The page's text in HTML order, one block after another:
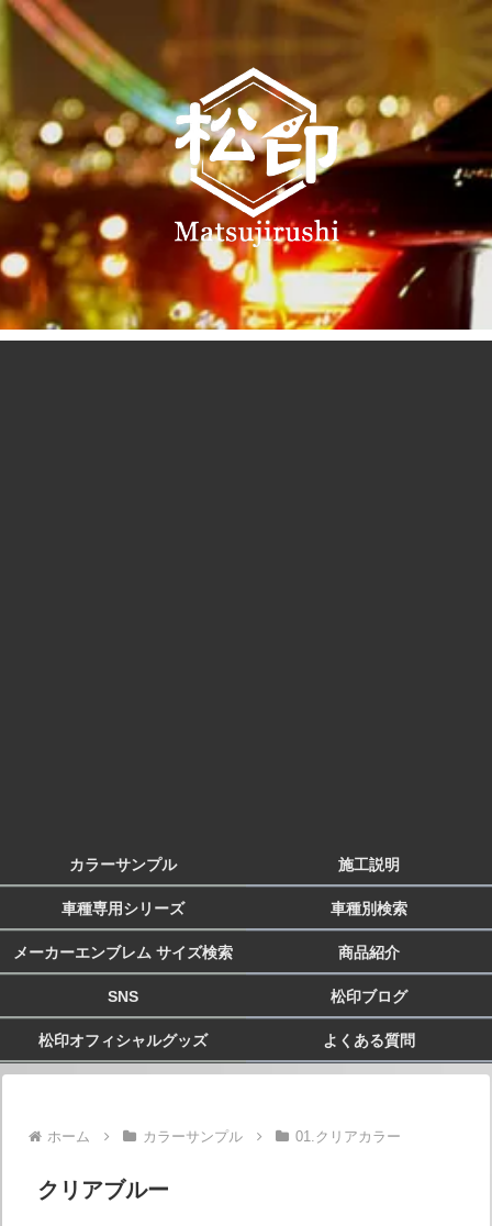
カラーサンプル 施工説明
車種専用シリーズ 車種別検索
メーカーエンブレム サイズ検索 商品紹介
SNS 松印ブログ
松印オフィシャルグッズ よくある質問
ホーム カラーサンプル 01.クリアカラー
クリアブルー